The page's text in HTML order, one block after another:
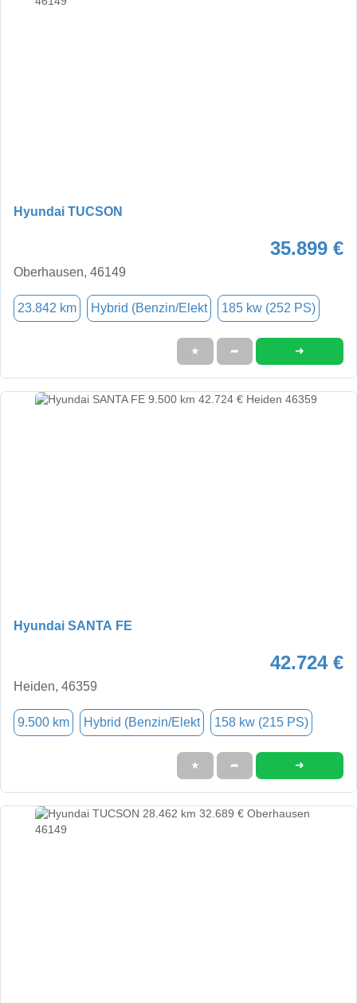
Hyundai TUCSON
35.899 €
Oberhausen, 46149
23.842 km Hybrid (Benzin/Elekt 185 kw (252 PS)
★ ➦ ➜
Hyundai SANTA FE
42.724 €
Heiden, 46359
9.500 km Hybrid (Benzin/Elekt 158 kw (215 PS)
★ ➦ ➜